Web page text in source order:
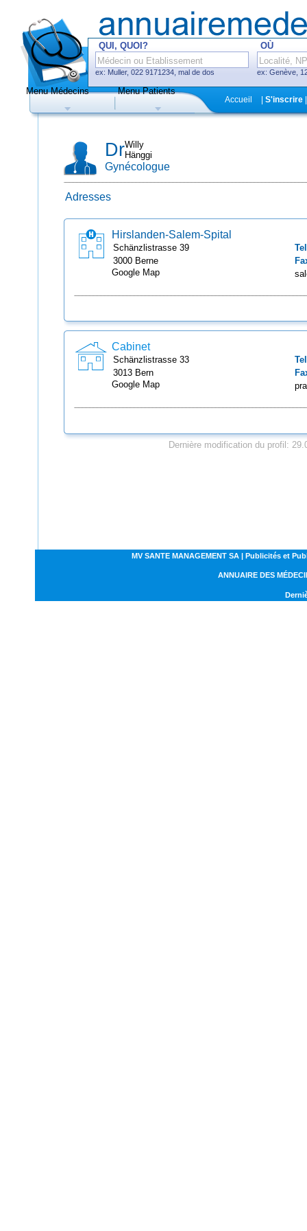
QUI, QUOI?
ex: Muller, 022 9171234, mal de dos
OÙ
ex: Genève,
Hôpitaux, cliniques
de prise de rendez-vous en ligne
Menu Médecins Menu Patients
Accueil S'inscrire|
DrWilly
Hänggi
Gynécologue
Adresses
Hirslanden-Salem-Spital
Schänzlistrasse 39
3000 Berne
Google Map
Cabinet
Schänzlistrasse 33
3013 Bern
Google Map
Dernière modification du profil:
MV SANTE MANAGEMENT SA | Publicités et
ANNUAIRE DES